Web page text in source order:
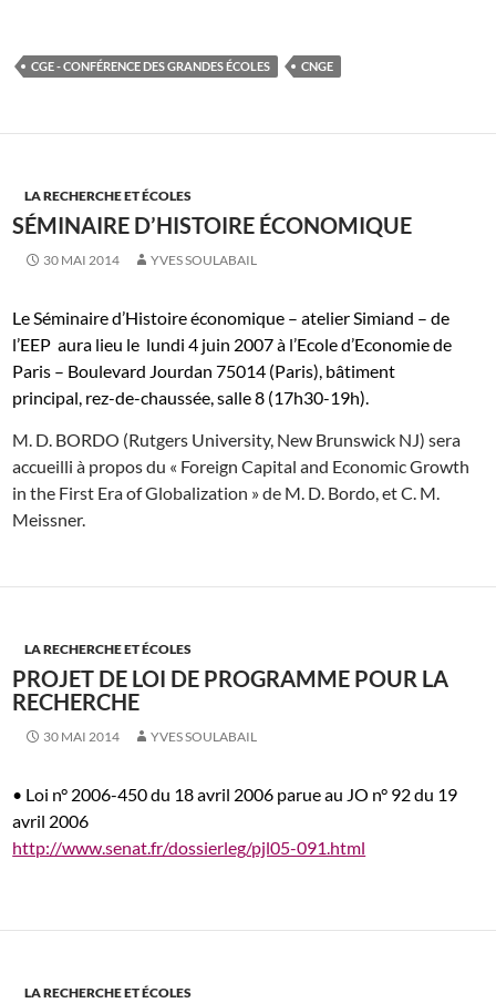
CGE - CONFÉRENCE DES GRANDES ÉCOLES CNGE
LA RECHERCHE ET ÉCOLES
SÉMINAIRE D’HISTOIRE ÉCONOMIQUE
30 MAI 2014 YVES SOULABAIL
Le Séminaire d’Histoire économique – atelier Simiand – de
l’EEP aura lieu le lundi 4 juin 2007 à l’Ecole d’Economie de
Paris – Boulevard Jourdan 75014 (Paris), bâtiment
principal, rez-de-chaussée, salle 8 (17h30-19h).
M. D. BORDO (Rutgers University, New Brunswick NJ) sera
accueilli à propos du « Foreign Capital and Economic Growth
in the First Era of Globalization » de M. D. Bordo, et C. M.
Meissner.
LA RECHERCHE ET ÉCOLES
PROJET DE LOI DE PROGRAMME POUR LA
RECHERCHE
30 MAI 2014 YVES SOULABAIL
• Loi n° 2006-450 du 18 avril 2006 parue au JO n° 92 du 19
avril 2006
http://www.senat.fr/dossierleg/pjl05-091.html
LA RECHERCHE ET ÉCOLES